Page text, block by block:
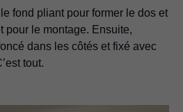
fond pliant pour former le dos et
pour le montage. Ensuite,
dans les côtés et fixé avec
tout.